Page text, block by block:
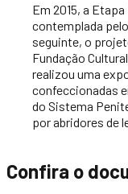
Em 2015, a
contemplada
seguinte, o
Fundação
realizou uma
confeccionadas
do Sistema
por abridores de
Confira o